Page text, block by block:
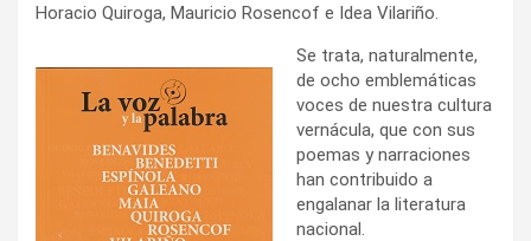
Horacio Quiroga, Mauricio Rosencof e Idea Vilariño.
Se trata, naturalmente,
de ocho emblemáticas
voces de nuestra cultura
vernácula, que con sus
poemas y narraciones
han contribuido a
engalanar la literatura
nacional.